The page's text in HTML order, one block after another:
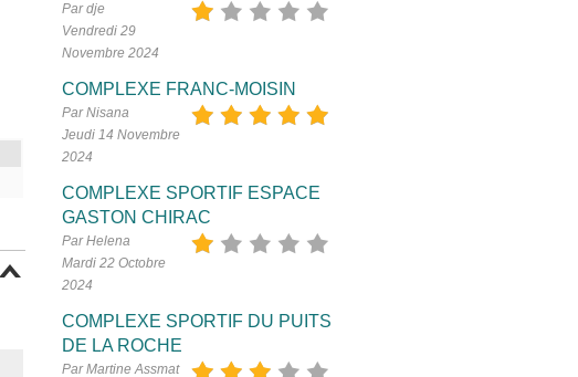
Par dje
Vendredi 29
Novembre 2024
COMPLEXE FRANC-MOISIN
Par Nisana
Jeudi 14 Novembre
2024
COMPLEXE SPORTIF ESPACE
GASTON CHIRAC
Par Helena
Mardi 22 Octobre
2024
COMPLEXE SPORTIF DU PUITS
DE LA ROCHE
Par Martine Assmat